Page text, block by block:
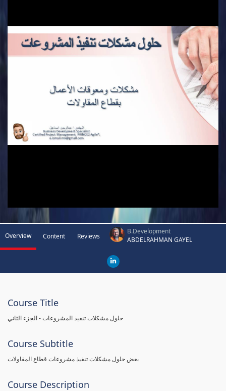
Overview Content Reviews
B.Development
ABDELRAHMAN GAYEL
Course Title
حلول مشكلات تنفيذ المشروعات - الجزء الثاني
Course Subtitle
بعض حلول مشكلات تنفيذ مشروعات قطاع المقاولات
Course Description